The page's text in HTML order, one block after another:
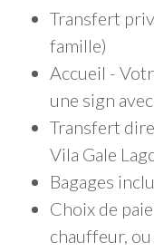
Transfert
famille)
Accueil -
une sign
Transfert
Vila Gale
Bagages
Choix de
chauffeur,